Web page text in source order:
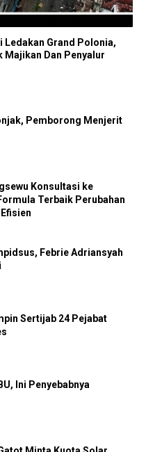
Ledakan Grand Polonia,
Majikan Dan Penyalur
Pemborong Menjerit
Konsultasi ke
Terbaik Perubahan
Febrie Adriansyah
Sertijab 24 Pejabat
Ini Penyebabnya